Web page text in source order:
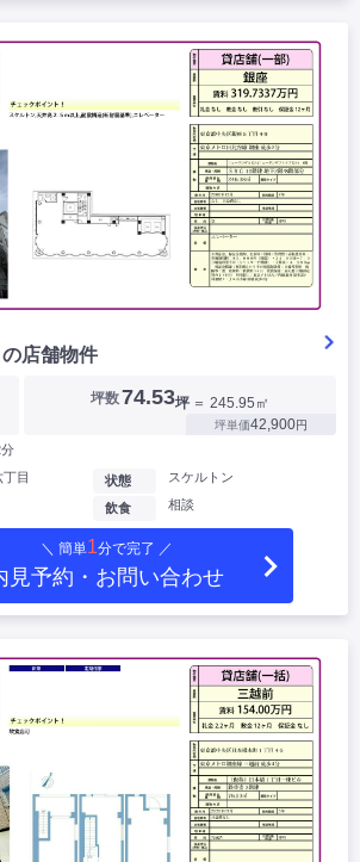
店舗物件
坪数74.53坪 ＝ 245.95㎡
坪単価42,900円
目 状態 スケルトン
飲食 相談
＼ 簡単1分で完了 ／
見予約・お問い合わせ